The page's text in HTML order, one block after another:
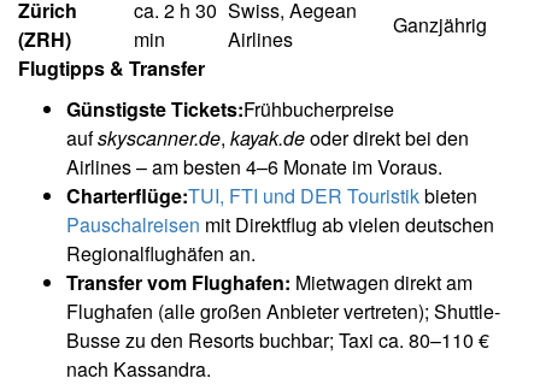
Zürich
(ZRH)
ca. 2 h 30
min
Swiss, Aegean
Airlines
Ganzjährig
Flugtipps & Transfer
Günstigste Tickets:Frühbucherpreise
aufskyscanner.de, kayak.deoder direkt bei den
Airlines – am besten 4–6 Monate im Voraus.
Charterflüge:TUI, FTI und DER Touristikbieten
Pauschalreisen mit Direktflug ab vielen deutschen
Regionalflughäfen an.
Transfer vom Flughafen: Mietwagen direkt am
Flughafen (alle großen Anbieter vertreten); Shuttle-
Busse zu den Resorts buchbar; Taxi ca. 80–110 €
nach Kassandra.